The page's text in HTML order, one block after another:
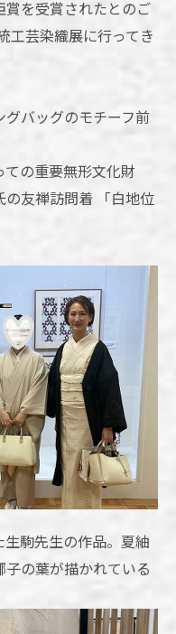
を受賞されたとのご
工芸染織展に行ってき
バッグのモチーフ前
の重要無形文化財
の友禅訪問着 「白地位
駒先生の作品。夏紬
の葉が描かれている